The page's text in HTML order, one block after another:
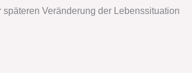
Veränderung der Lebenssituation